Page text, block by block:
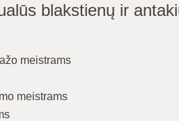
blakstienų ir
meistrams
meistrams